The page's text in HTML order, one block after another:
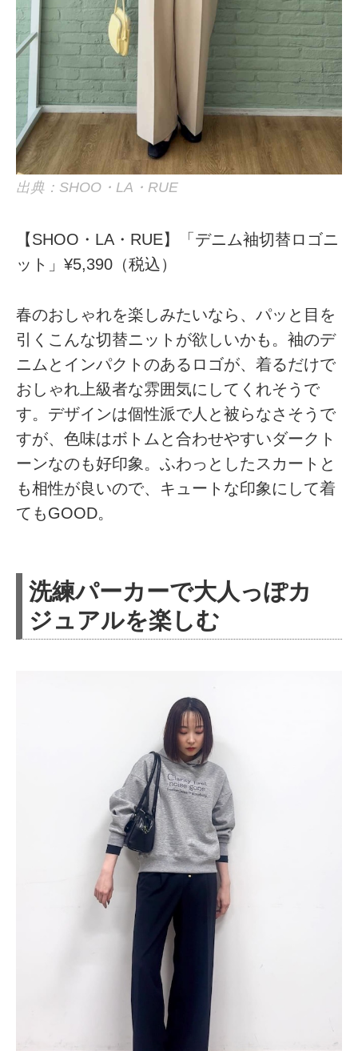
出典：SHOO・LA・RUE
【SHOO・LA・RUE】「デニム袖切替ロゴニ
ット」¥5,390（税込）
春のおしゃれを楽しみたいなら、パッと目を
引くこんな切替ニットが欲しいかも。袖のデ
ニムとインパクトのあるロゴが、着るだけで
おしゃれ上級者な雰囲気にしてくれそうで
す。デザインは個性派で人と被らなさそうで
すが、色味はボトムと合わせやすいダークト
ーンなのも好印象。ふわっとしたスカートと
も相性が良いので、キュートな印象にして着
てもGOOD。
洗練パーカーで大人っぽカ
ジュアルを楽しむ